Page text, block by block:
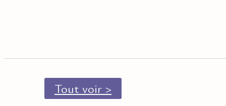
Tout voir >